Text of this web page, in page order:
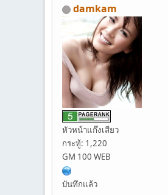
damkam
หัวหน้าแก๊งเสียว
กระทู้: 1,220
GM 100 WEB
บันทึกแล้ว